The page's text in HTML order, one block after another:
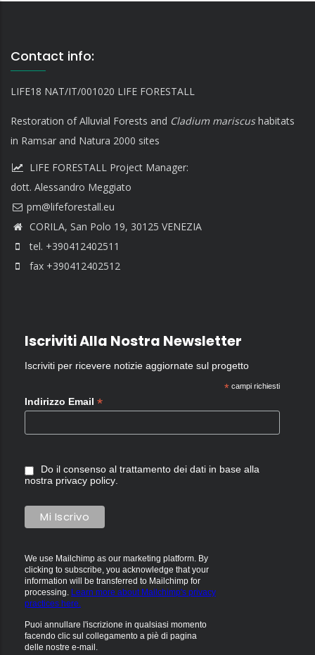
Contact info:
LIFE18 NAT/IT/001020 LIFE FORESTALL
Restoration of Alluvial Forests and Cladium mariscushabitats
in Ramsar and Natura 2000 sites
LIFE FORESTALL Project Manager:
dott. Alessandro Meggiato
CORILA, San Polo 19, 30125 VENEZIA
tel. +390412402511
fax +390412402512
Iscriviti Alla Nostra Newsletter
Iscriviti per ricevere notizie aggiornate sul progetto
*campi richiesti
Indirizzo Email *
Do il consenso al trattamento dei dati in base alla
nostra privacy policy
We use Mailchimp as our marketing platform. By
clicking to subscribe, you acknowledge that your
information will be transferred to Mailchimp for
processing. Learn more about Mailchimp's privacy
practices here.
Puoi annullare l'iscrizione in qualsiasi momento
facendo clic sul collegamento a piè di pagina
delle nostre e-mail.